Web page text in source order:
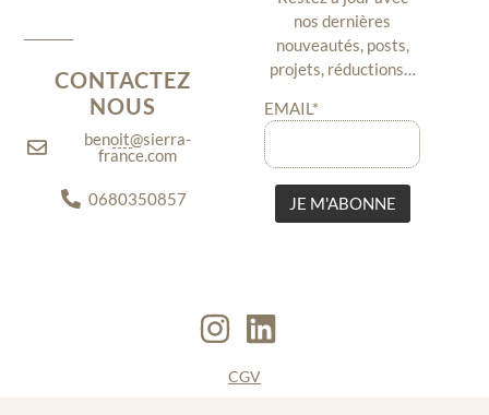
CONTACTEZ
NOUS
benoit@sierra-
france.com
0680350857
nos dernières
nouveautés, posts,
projets, réductions…
EMAIL*
CGV